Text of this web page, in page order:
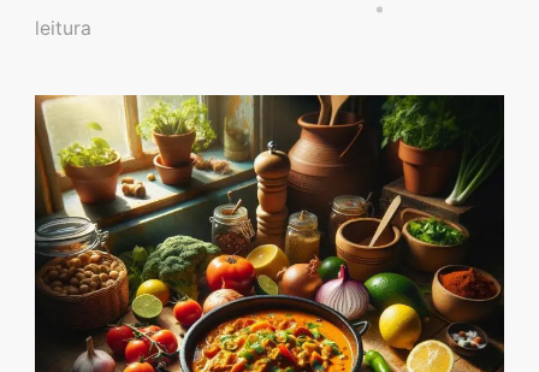
Descubra sobremesas
além de dicas exclusivas
que vão facilitar sua
vida na cozinha. 🍰🥗
Quer aprender a fazer
um almoço delicioso,
um jantar especial ou
sobremesas de dar água
leitura